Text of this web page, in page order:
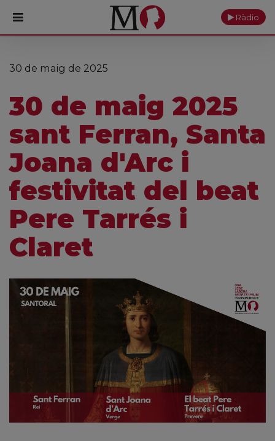
PORTADA
Fundació
Ofrenes
Ràdio
30 de maig de 2025
30 de maig 2025
sant Ferran, Santa
Joana d'Arc i
festivitat del beat
Pere Tarrés i
Claret